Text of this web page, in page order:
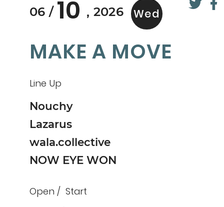
06 10 2026 Wed
MAKE A MOVE
Line Up
Nouchy
Lazarus
wala.collective
NOW EYE WON
Open Start